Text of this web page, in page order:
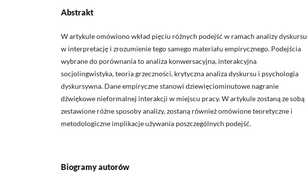
Abstrakt
W artykule omówiono wkład pięciu różnych podejść w ramach analizy dyskursu
w interpretację i zrozumienie tego samego materiału empirycznego. Podejścia
wybrane do porównania to analiza konwersacyjna, interakcyjna
socjolingwistyka, teoria grzeczności, krytyczna analiza dyskursu i psychologia
dyskursywna. Dane empiryczne stanowi dziewięciominutowe nagranie
dźwiękowe nieformalnej interakcji w miejscu pracy. W artykule zostaną ze sobą
zestawione różne sposoby analizy, zostaną również omówione teoretyczne i
metodologiczne implikacje używania poszczególnych podejść.
Biogramy autorów